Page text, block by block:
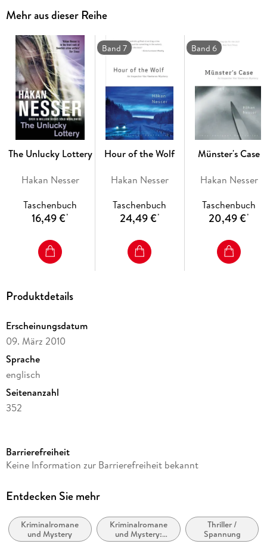
no answer but an obscure pop song from the 1960s. This
siren song would be linked to an identical murder, but the
true connection remains unknown. With a cool, critical eye,
Van Veeteren pursues his subject across the country, wading
through outrageous leads and fruitless tips in this chilling
mystery from master crime novelist Håkan Nesser.
Mehr aus dieser Reihe
The Unlucky Lottery
Hakan Nesser
Taschenbuch
16,49 €*
Band 7
Hour of the Wolf
Hakan Nesser
Taschenbuch
24,49 €*
Band 6
Münster's Case
Hakan Nesser
Taschenbuch
20,49 €*
Produktdetails
Erscheinungsdatum
09. März 2010
Sprache
englisch
Seitenanzahl
352
Autor/Autorin
Verlag/Hersteller
Produktart
kartoniert
Barrierefreiheit
Keine Information zur Barrierefreiheit bekannt
Entdecken Sie mehr
Kriminalromane
und Mystery
Kriminalromane
und Mystery:
Polizeiarbeit &
Thriller /
Spannung